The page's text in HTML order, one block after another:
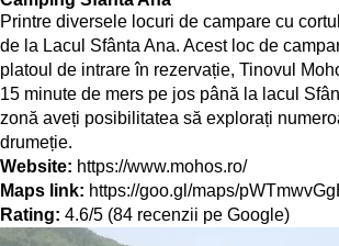
Printre diversele locuri de campare cu
de la Lacul Sfânta Ana. Acest loc de
platoul de intrare în rezervație, Tinovul
15 minute de mers pe jos până la lacul
zonă aveți posibilitatea să explorați
drumeție.
Website: https://www.mohos.ro/
Maps link: https://goo.gl/maps/
Rating: 4.6/5 (84 recenzii pe Google)